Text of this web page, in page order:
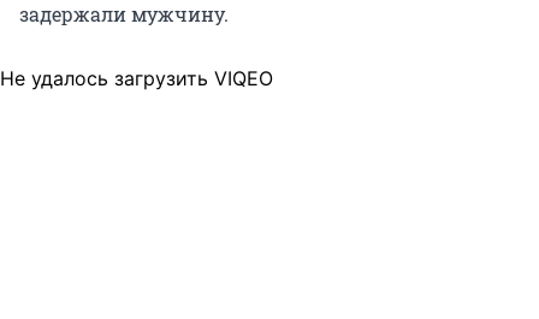
задержали мужчину.
Не удалось загрузить VIQEO